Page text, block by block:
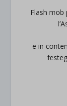
Flash mob
e in